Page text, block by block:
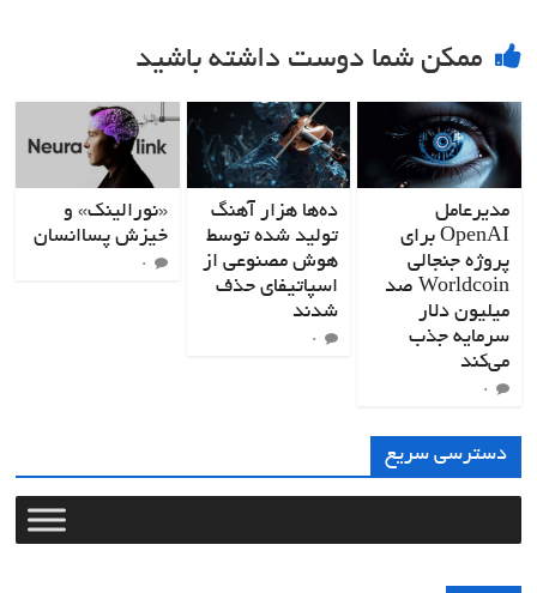
ممکن شما دوست داشته باشید
مدیرعامل
OpenAI برای
پروژه جنجالی
Worldcoin صد
میلیون دلار
سرمایه جذب
می‌کند
۰
ده‌ها هزار آهنگ
تولید شده توسط
هوش مصنوعی از
اسپاتیفای حذف
شدند
۰
«نورالینک» و
خیزش پساانسان
۰
دسترسی سریع